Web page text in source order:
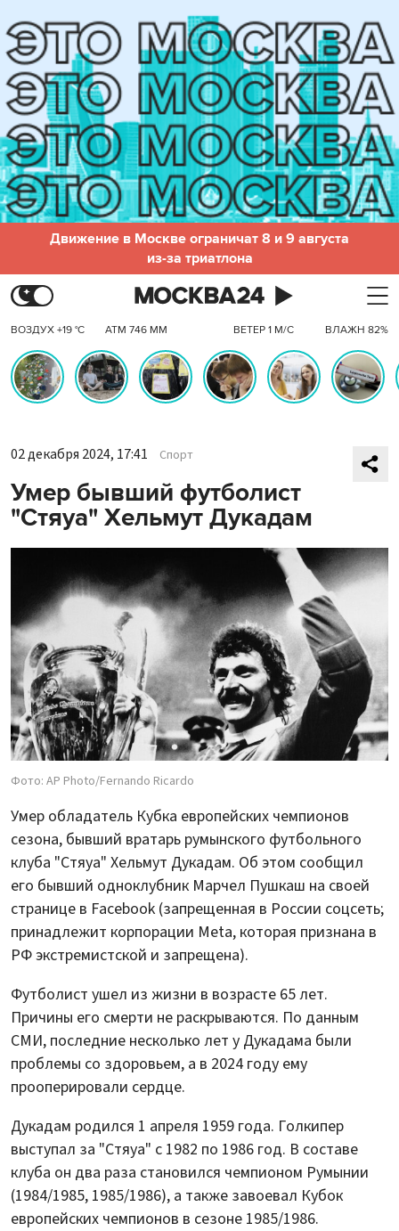
Движение в Москве ограничат 8 и 9 августа
из-за триатлона
ВОЗДУХ +19 °C АТМ 746 ММ ВЕТЕР 1 М/С ВЛАЖН 82%
02 декабря 2024, 17:41 Спорт
Умер бывший футболист
"Стяуа" Хельмут Дукадам
Фото: AP Photo/Fernando Ricardo
Умер обладатель Кубка европейских чемпионов
сезона, бывший вратарь румынского футбольного
клуба "Стяуа" Хельмут Дукадам. Об этом сообщил
его бывший одноклубник Марчел Пушкаш на своей
странице в Facebook (запрещенная в России соцсеть;
принадлежит корпорации Meta, которая признана в
РФ экстремистской и запрещена).
Футболист ушел из жизни в возрасте 65 лет.
Причины его смерти не раскрываются. По данным
СМИ, последние несколько лет у Дукадама были
проблемы со здоровьем, а в 2024 году ему
прооперировали сердце.
Дукадам родился 1 апреля 1959 года. Голкипер
выступал за "Стяуа" с 1982 по 1986 год. В составе
клуба он два раза становился чемпионом Румынии
(1984/1985, 1985/1986), а также завоевал Кубок
европейских чемпионов в сезоне 1985/1986.